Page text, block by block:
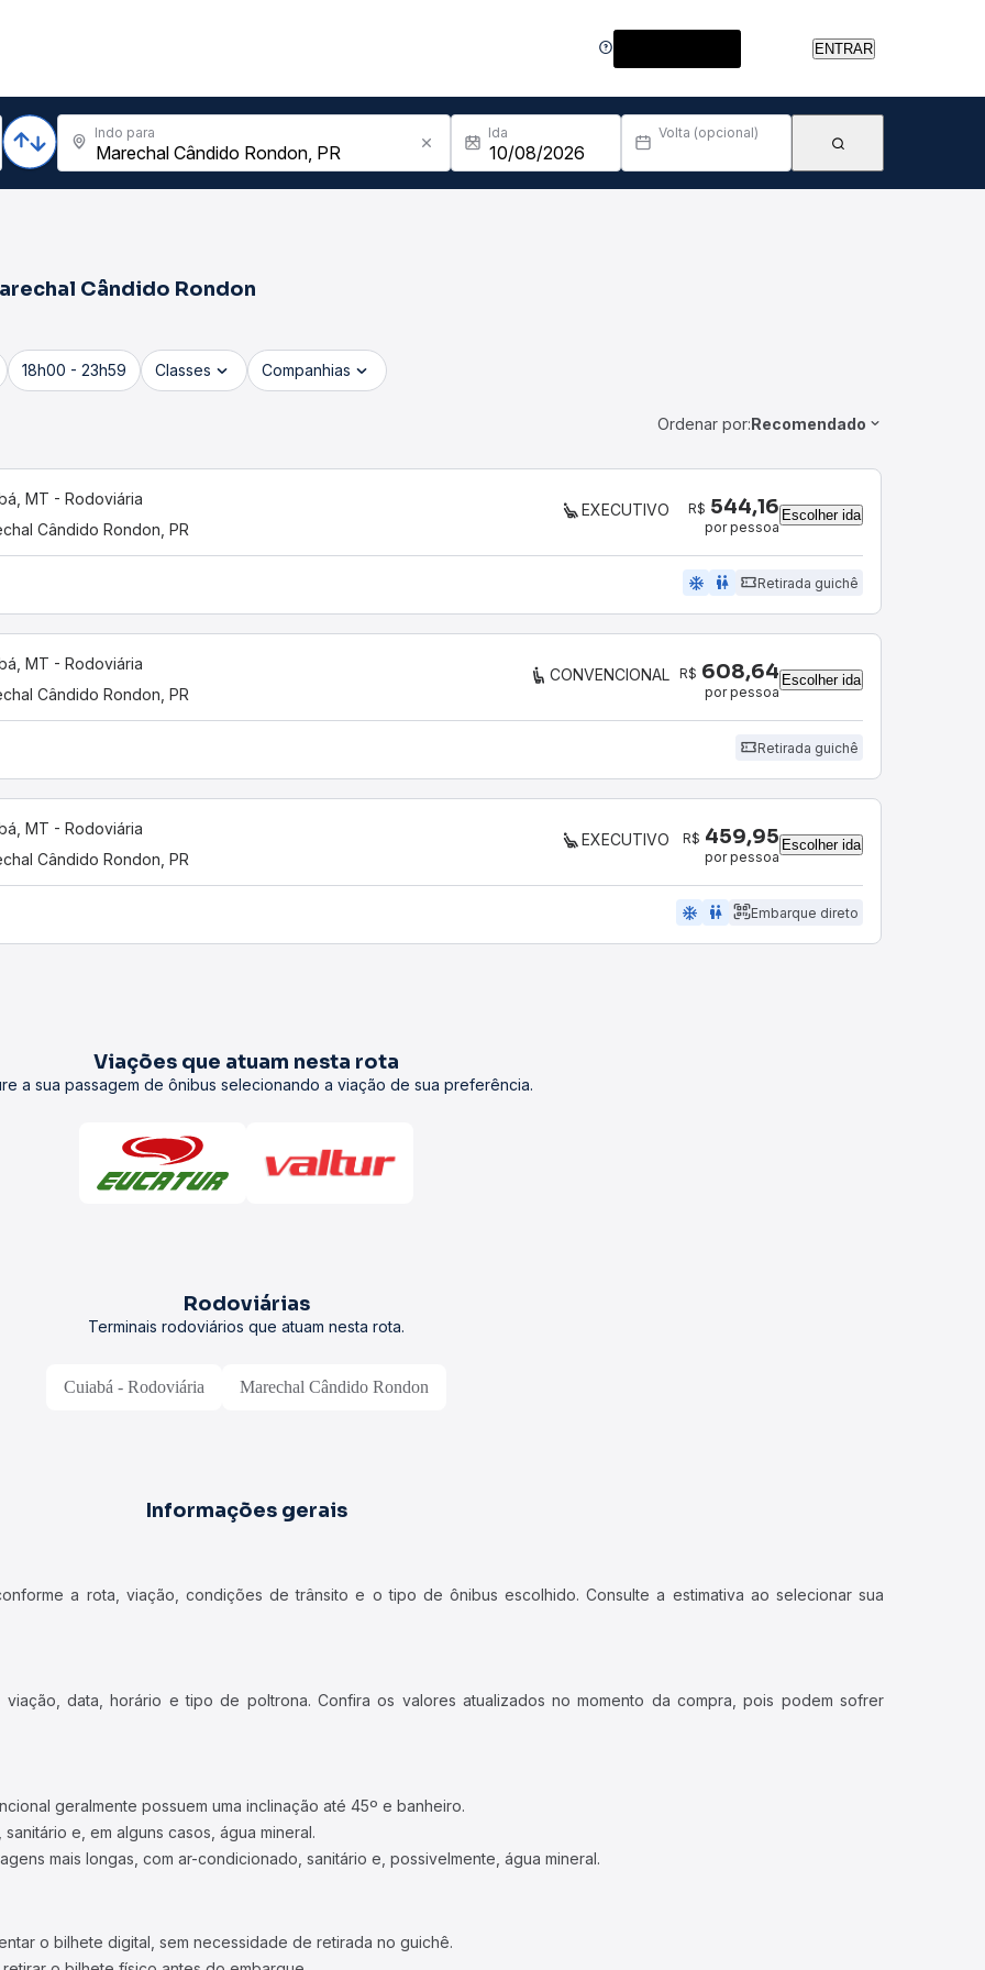
ENTRAR
Indo para Ida Volta (opcional)
Cândido Rondon
18h00 - 23h59 Classes Companhias
Ordenar por:Recomendado
MT - Rodoviária
Cândido Rondon, PR
EXECUTIVO R$ 544,16
por pessoa
Escolher ida
ac_unit wc Retirada guichê
MT - Rodoviária
Cândido Rondon, PR
CONVENCIONAL R$ 608,64
por pessoa
Escolher ida
Retirada guichê
MT - Rodoviária
Cândido Rondon, PR
EXECUTIVO R$ 459,95
por pessoa
Escolher ida
ac_unit wc Embarque direto
Viações que atuam nesta rota
a sua passagem de ônibus selecionando a viação de sua preferência.
Rodoviárias
Terminais rodoviários que atuam nesta rota.
Cuiabá - Rodoviária Marechal Cândido Rondon
Informações gerais
a rota, viação, condições de trânsito e o tipo de ônibus escolhido. Consulte a estimativa ao selecionar sua
data, horário e tipo de poltrona. Confira os valores atualizados no momento da compra, pois podem sofrer
geralmente possuem uma inclinação até 45º e banheiro.
e, em alguns casos, água mineral.
mais longas, com ar-condicionado, sanitário e, possivelmente, água mineral.
o bilhete digital, sem necessidade de retirada no guichê.